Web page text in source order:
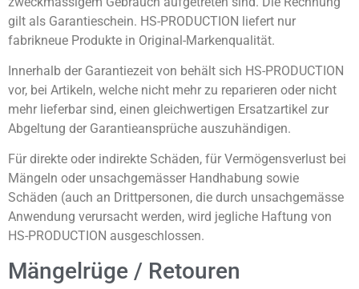
gilt als Garantieschein. HS-PRODUCTION liefert nur
fabrikneue Produkte in Original-Markenqualität.
Innerhalb der Garantiezeit von behält sich HS-PRODUCTION
vor, bei Artikeln, welche nicht mehr zu reparieren oder nicht
mehr lieferbar sind, einen gleichwertigen Ersatzartikel zur
Abgeltung der Garantieansprüche auszuhändigen.
Für direkte oder indirekte Schäden, für Vermögensverlust bei
Mängeln oder unsachgemässer Handhabung sowie
Schäden (auch an Drittpersonen, die durch unsachgemässe
Anwendung verursacht werden, wird jegliche Haftung von
HS-PRODUCTION ausgeschlossen.
Mängelrüge / Retouren